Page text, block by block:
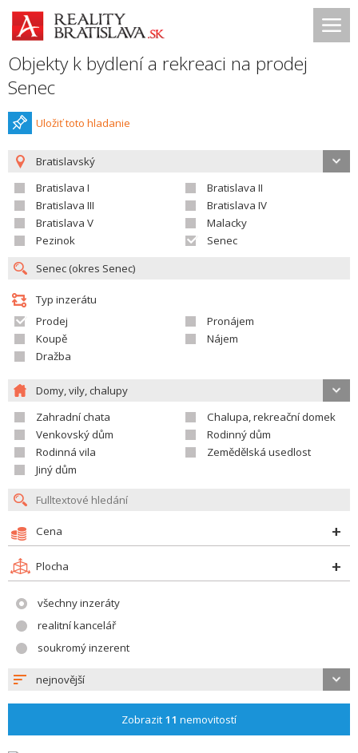
Objekty k bydlení a rekreaci na prodej
Senec
Uložiť toto hladanie
Bratislavský
Bratislava I
Bratislava II
Bratislava III
Bratislava IV
Bratislava V
Malacky
Pezinok
Senec
Typ inzerátu
Prodej
Pronájem
Koupě
Nájem
Dražba
Domy, vily, chalupy
Zahradní chata
Chalupa, rekreační domek
Venkovský dům
Rodinný dům
Rodinná vila
Zemědělská usedlost
Jiný dům
Cena
Plocha
všechny inzeráty
realitní kancelář
soukromý inzerent
nejnovější
Zobrazit 11 nemovitostí